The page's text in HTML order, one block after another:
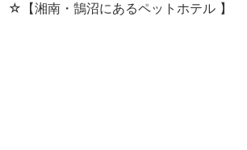
☆【湘南・鵠沼にあるペットホテル 】